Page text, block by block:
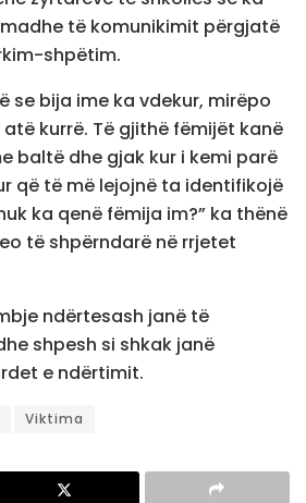
të komunikimit përgjatë
shpëtim.
se bija ime ka vdekur, mirëpo
kurrë. Të gjithë fëmijët kanë
baltë dhe gjak kur i kemi parë
që të më lejojnë ta identifikojë
ka qenë fëmija im?” ka thënë
të shpërndarë në rrjetet
ndërtesash janë të
shpesh si shkak janë
e ndërtimit.
Viktima